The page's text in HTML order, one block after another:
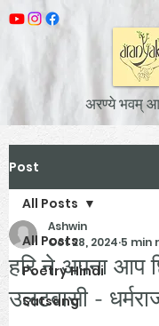
अरण्ये भवम्
Post
All Posts
Poetry Hindi
Satsang
All Posts
हरि ने अपना आप
उलटबासी -
Ashwin
Oct 28, 2024 5 min